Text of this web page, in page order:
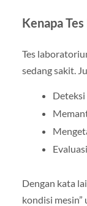
Kenapa
Tes
sedang sakit.
Dengan kata
kondisi